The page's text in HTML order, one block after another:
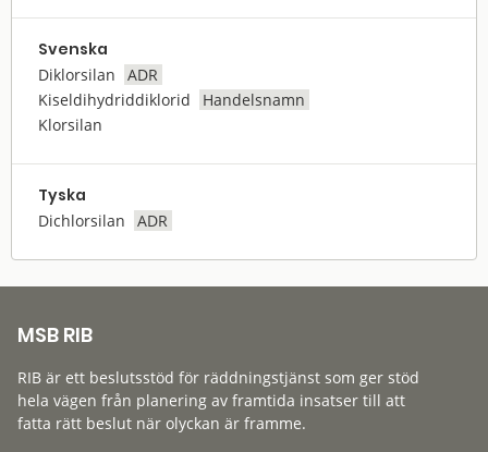
Svenska
Diklorsilan
ADR
Kiseldihydriddiklorid
Handelsnamn
Klorsilan
Tyska
Dichlorsilan ADR
MSB RIB
RIB är ett beslutsstöd för räddningstjänst som ger stöd
hela vägen från planering av framtida insatser till att
fatta rätt beslut när olyckan är framme.